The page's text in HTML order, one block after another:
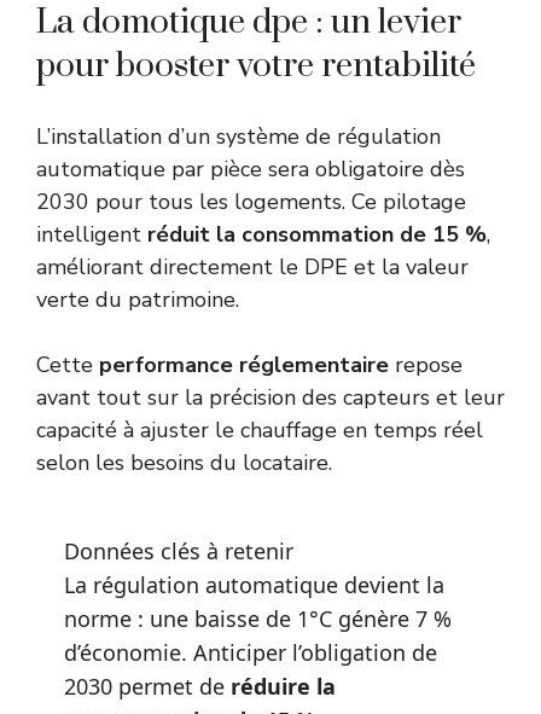
La domotique dpe : un levier
pour booster votre rentabilité
L’installation d’un système de régulation
automatique par pièce sera obligatoire dès
2030 pour tous les logements. Ce pilotage
intelligent réduit la consommation de 15 %,
améliorant directement le DPE et la valeur
verte du patrimoine.
Cette performance réglementaire repose
avant tout sur la précision des capteurs et leur
capacité à ajuster le chauffage en temps réel
selon les besoins du locataire.
Données clés à retenir
La régulation automatique devient la
norme : une baisse de 1°C génère 7 %
d’économie. Anticiper l’obligation de
2030 permet de réduire la